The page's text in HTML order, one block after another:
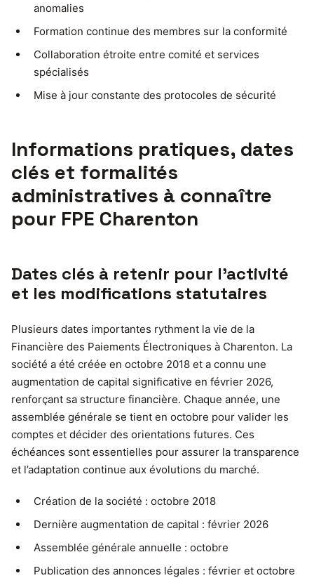
anomalies
Formation continue des membres sur la conformité
Collaboration étroite entre comité et services
spécialisés
Mise à jour constante des protocoles de sécurité
Informations pratiques, dates
clés et formalités
administratives à connaître
pour FPE Charenton
Dates clés à retenir pour l’activité
et les modifications statutaires
Plusieurs dates importantes rythment la vie de la
Financière des Paiements Électroniques à Charenton. La
société a été créée en octobre 2018 et a connu une
augmentation de capital significative en février 2026,
renforçant sa structure financière. Chaque année, une
assemblée générale se tient en octobre pour valider les
comptes et décider des orientations futures. Ces
échéances sont essentielles pour assurer la transparence
et l’adaptation continue aux évolutions du marché.
Création de la société : octobre 2018
Dernière augmentation de capital : février 2026
Assemblée générale annuelle : octobre
Publication des annonces légales : février et octobre